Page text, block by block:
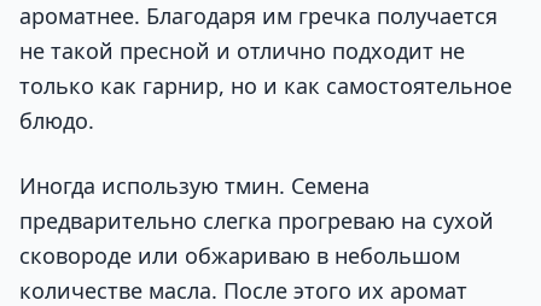
ароматнее. Благодаря им гречка получается
не такой пресной и отлично подходит не
только как гарнир, но и как самостоятельное
блюдо.
Иногда использую тмин. Семена
предварительно слегка прогреваю на сухой
сковороде или обжариваю в небольшом
количестве масла. После этого их аромат